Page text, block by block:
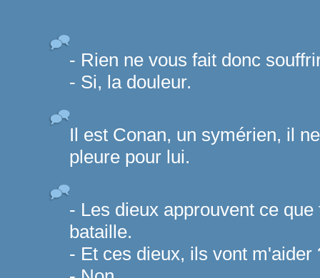
- Rien ne vous fait donc
- Si, la douleur.
Il est Conan, un symérien, il
pleure pour lui.
- Les dieux approuvent ce
bataille.
- Et ces dieux, ils vont m'aider